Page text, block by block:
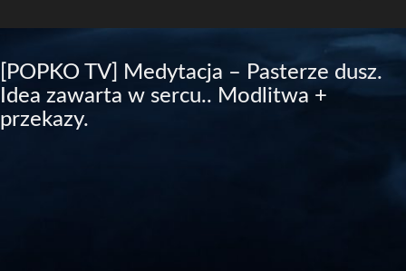
[POPKO TV] Medytacja – Pasterze dusz.
Idea zawarta w sercu.. Modlitwa +
przekazy.